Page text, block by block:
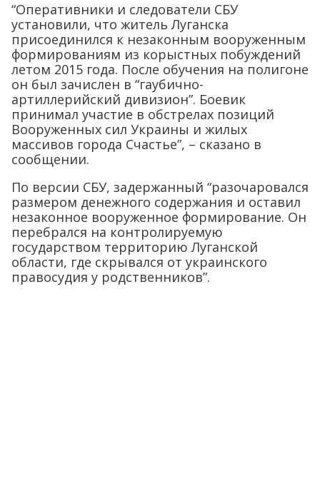
“Оперативники и следователи СБУ
установили, что житель Луганска
присоединился к незаконным вооруженным
формированиям из корыстных побуждений
летом 2015 года. После обучения на полигоне
он был зачислен в “гаубично-
артиллерийский дивизион”. Боевик
принимал участие в обстрелах позиций
Вооруженных сил Украины и жилых
массивов города Счастье”, – сказано в
сообщении.
По версии СБУ, задержанный “разочаровался
размером денежного содержания и оставил
незаконное вооруженное формирование. Он
перебрался на контролируемую
государством территорию Луганской
области, где скрывался от украинского
правосудия у родственников”.